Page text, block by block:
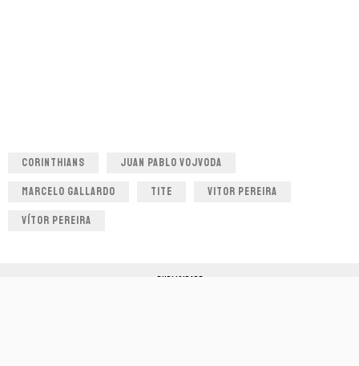
CORINTHIANS JUAN PABLO VOJVODA
MARCELO GALLARDO TITE VITOR PEREIRA
VÍTOR PEREIRA
PUBLICIDADE